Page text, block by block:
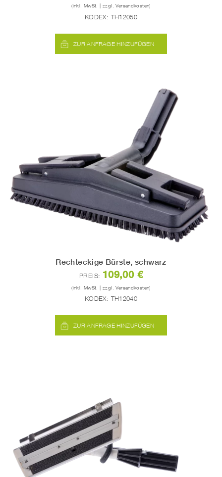
(inkl. MwSt. | zzgl. Versandkosten)
KODEX: TH12050
ZUR ANFRAGE HINZUFÜGEN
Rechteckige Bürste, schwarz
PREIS: 109,00 €
(inkl. MwSt. | zzgl. Versandkosten)
KODEX: TH12040
ZUR ANFRAGE HINZUFÜGEN